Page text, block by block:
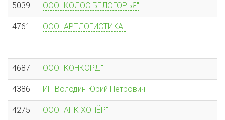
5039 ООО "КОЛОС БЕЛОГОРЬЯ"
4761 ООО "АРТЛОГИСТИКА"
4687 ООО "КОНКОРД"
4386 ИП Володин Юрий Петрович
4275 ООО "АПК ХОПЁР"